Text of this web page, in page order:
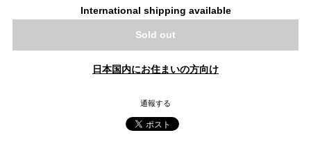
International shipping available
Sold out
日本国内にお住まいの方向け
通報する